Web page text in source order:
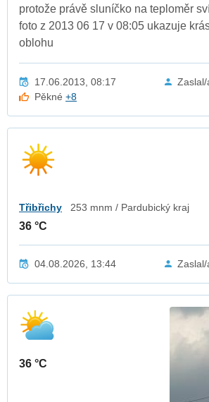
protože právě sluníčko na teploměr
foto z 2013 06 17 v 08:05 ukazuje
oblohu
17.06.2013, 08:17 Zaslal/
Pěkné+8
Třibřichy 253 mnm / Pardubický kraj
36 °C
04.08.2026, 13:44 Zaslal/
36 °C